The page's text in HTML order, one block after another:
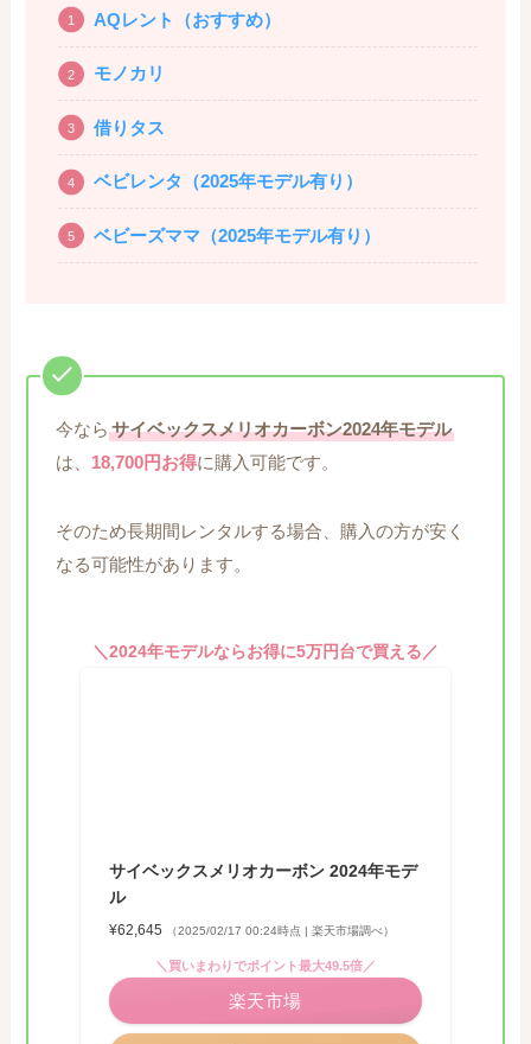
AQレント（おすすめ）
モノカリ
借りタス
ベビレンタ（2025年モデル有り）
ベビーズママ（2025年モデル有り）
今なら サイベックスメリオカーボン2024年モデル
は、 18,700円お得に購入可能です。
そのため長期間レンタルする場合、購入の方が安く
なる可能性があります。
＼2024年モデルならお得に5万円台で買える／
サイベックスメリオカーボン 2024年モデ
ル
¥62,645 （2025/02/17 00:24時点 | 楽天市場調べ）
＼買いまわりでポイント最大49.5倍／
楽天市場